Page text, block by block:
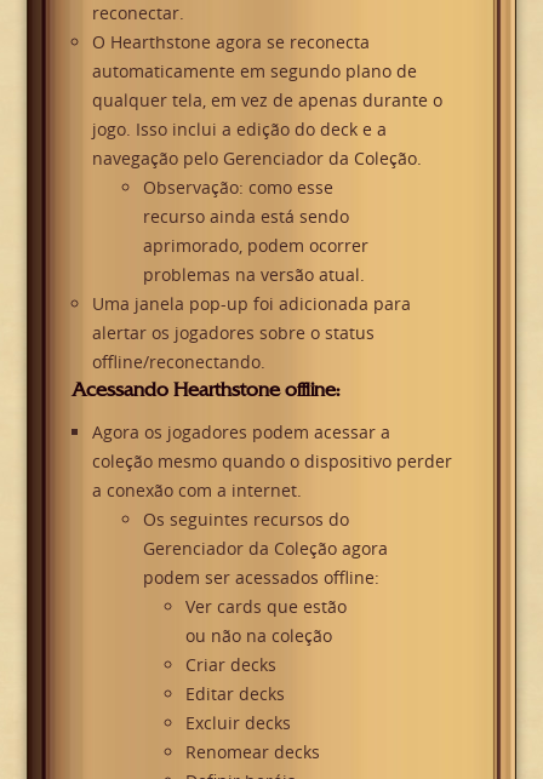
reconectar.
O Hearthstone agora se reconecta
automaticamente em segundo plano de
qualquer tela, em vez de apenas durante o
jogo. Isso inclui a edição do deck e a
navegação pelo Gerenciador da Coleção.
Observação: como esse
recurso ainda está sendo
aprimorado, podem ocorrer
problemas na versão atual.
Uma janela pop-up foi adicionada para
alertar os jogadores sobre o status
offline/reconectando.
Acessando Hearthstone offline:
Agora os jogadores podem acessar a
coleção mesmo quando o dispositivo perder
a conexão com a internet.
Os seguintes recursos do
Gerenciador da Coleção agora
podem ser acessados offline:
Ver cards que estão
ou não na coleção
Criar decks
Editar decks
Excluir decks
Renomear decks